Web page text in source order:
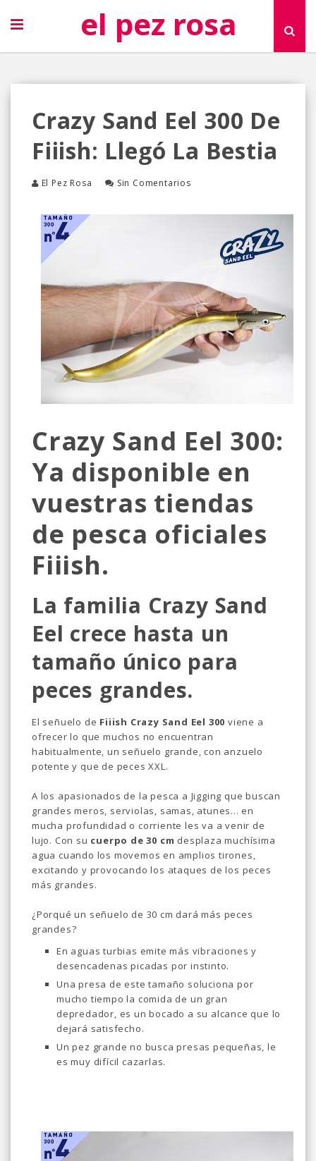
el pez rosa
Crazy Sand Eel 300 De
Fiiish: Llegó La Bestia
El Pez Rosa Sin Comentarios
Crazy Sand Eel 300:
Ya disponible en
vuestras tiendas
de pesca oficiales
Fiiish.
La familia Crazy Sand
Eel crece hasta un
tamaño único para
peces grandes.
El señuelo de Fiiish Crazy Sand Eel 300 viene a
ofrecer lo que muchos no encuentran
habitualmente, un señuelo grande, con anzuelo
potente y que de peces XXL.
A los apasionados de la pesca a Jigging que buscan
grandes meros, serviolas, samas, atunes... en
mucha profundidad o corriente les va a venir de
lujo. Con su cuerpo de 30 cm desplaza muchísima
agua cuando los movemos en amplios tirones,
excitando y provocando los ataques de los peces
más grandes.
¿Porqué un señuelo de 30 cm dará más peces
grandes?
En aguas turbias emite más vibraciones y
desencadenas picadas por instinto.
Una presa de este tamaño soluciona por
mucho tiempo la comida de un gran
depredador, es un bocado a su alcance que lo
dejará satisfecho.
Un pez grande no busca presas pequeñas, le
es muy difícil cazarlas.